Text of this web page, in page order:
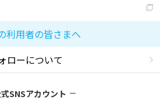
利用者の皆さまへ
ローについて
SNSアカウント